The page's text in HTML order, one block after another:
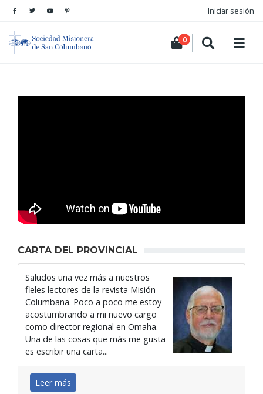
Iniciar sesión
0
CARTA DEL PROVINCIAL
Saludos una vez más a nuestros
fieles lectores de la revista Misión
Columbana. Poco a poco me estoy
acostumbrando a mi nuevo cargo
como director regional en Omaha.
Una de las cosas que más me gusta
es escribir una carta...
Leer más